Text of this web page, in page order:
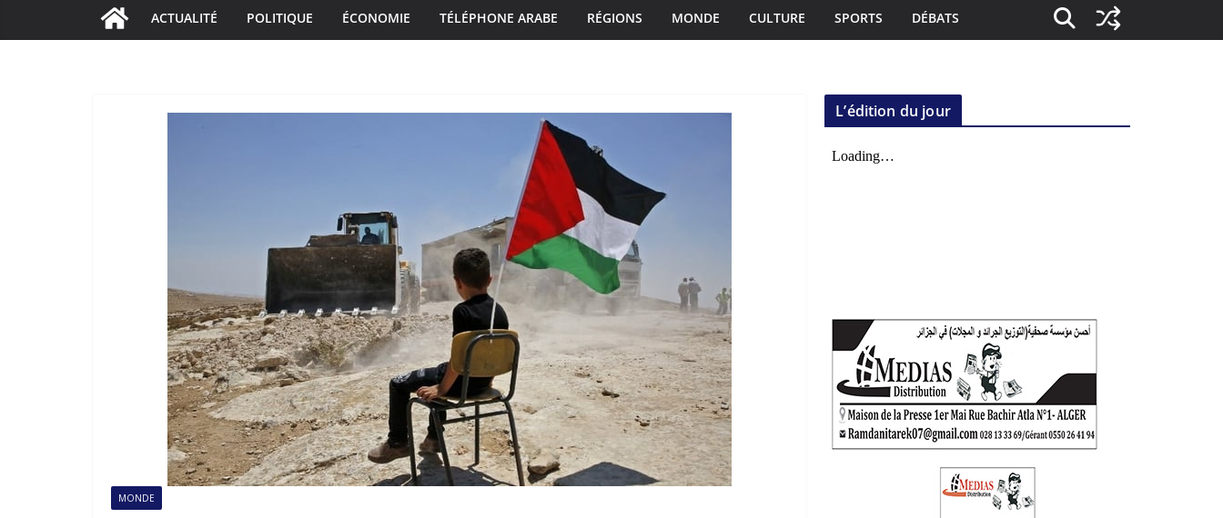
ACTUALITÉ POLITIQUE ÉCONOMIE TÉLÉPHONE ARABE RÉGIONS MONDE CULTURE SPORTS DÉBATS
MONDE
L’édition du jour